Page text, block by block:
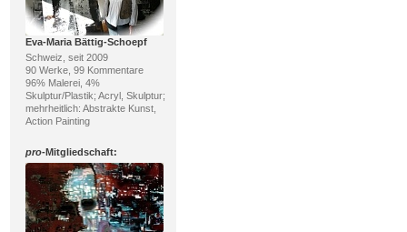
Eva-Maria Bättig-Schoepf
Schweiz, seit 2009
90 Werke, 99 Kommentare
96% Malerei, 4%
Skulptur/Plastik; Acryl, Skulptur;
mehrheitlich: Abstrakte Kunst,
Action Painting
pro-Mitgliedschaft: